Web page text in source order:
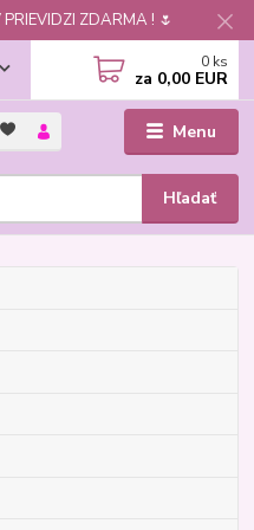
ZDARMA ! 🌷
Menu
Hľadať
0 ks
za 0,00 EUR